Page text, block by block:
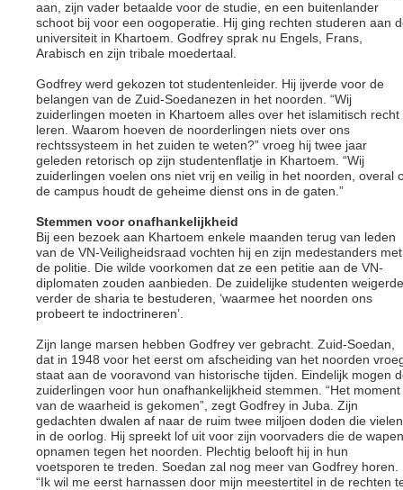
aan, zijn vader betaalde voor de studie, en een buitenlander
schoot bij voor een oogoperatie. Hij ging rechten studeren aan
universiteit in Khartoem. Godfrey sprak nu Engels, Frans,
Arabisch en zijn tribale moedertaal.
Godfrey werd gekozen tot studentenleider. Hij ijverde voor de
belangen van de Zuid-Soedanezen in het noorden. “Wij
zuiderlingen moeten in Khartoem alles over het islamitisch recht
leren. Waarom hoeven de noorderlingen niets over ons
rechtssysteem in het zuiden te weten?” vroeg hij twee jaar
geleden retorisch op zijn studentenflatje in Khartoem. “Wij
zuiderlingen voelen ons niet vrij en veilig in het noorden, overal
de campus houdt de geheime dienst ons in de gaten.”
Stemmen voor onafhankelijkheid
Bij een bezoek aan Khartoem enkele maanden terug van leden
van de VN-Veiligheidsraad vochten hij en zijn medestanders met
de politie. Die wilde voorkomen dat ze een petitie aan de VN-
diplomaten zouden aanbieden. De zuidelijke studenten
verder de sharia te bestuderen, ‘waarmee het noorden ons
probeert te indoctrineren’.
Zijn lange marsen hebben Godfrey ver gebracht. Zuid-Soedan,
dat in 1948 voor het eerst om afscheiding van het noorden
staat aan de vooravond van historische tijden. Eindelijk mogen
zuiderlingen voor hun onafhankelijkheid stemmen. “Het moment
van de waarheid is gekomen”, zegt Godfrey in Juba. Zijn
gedachten dwalen af naar de ruim twee miljoen doden die vielen
in de oorlog. Hij spreekt lof uit voor zijn voorvaders die de
opnamen tegen het noorden. Plechtig belooft hij in hun
voetsporen te treden. Soedan zal nog meer van Godfrey horen.
“Ik wil me eerst harnassen door mijn meestertitel in de rechten